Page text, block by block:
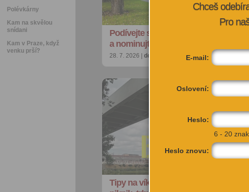
Polévkárny
Kam na skvělou
snídani
Kam v Praze, když
venku prší?
Podívejte se na nejkrásnější pražské
a nominujte jiné strom…
28. 7. 2026 | doporučujeme | redakce@citybee.cz
Tipy na víkend: Akrobacie na lávce,
Chceš
Pro
E-mail:
Oslovení:
Heslo:
6 - 20
Heslo znovu: